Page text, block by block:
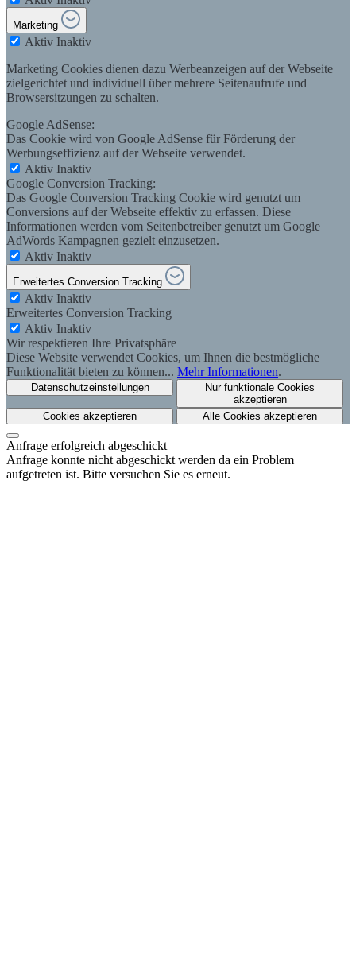
Marketing
Aktiv Inaktiv
Marketing Cookies dienen dazu Werbeanzeigen auf der Webseite
zielgerichtet und individuell über mehrere Seitenaufrufe und
Browsersitzungen zu schalten.
Google AdSense:
Das Cookie wird von Google AdSense für Förderung der
Werbungseffizienz auf der Webseite verwendet.
Aktiv Inaktiv
Google Conversion Tracking:
Das Google Conversion Tracking Cookie wird genutzt um
Conversions auf der Webseite effektiv zu erfassen. Diese
Informationen werden vom Seitenbetreiber genutzt um Google
AdWords Kampagnen gezielt einzusetzen.
Aktiv Inaktiv
Erweitertes Conversion Tracking
Aktiv Inaktiv
Erweitertes Conversion Tracking
Aktiv Inaktiv
Wir respektieren Ihre Privatsphäre
Diese Website verwendet Cookies, um Ihnen die bestmögliche
Funktionalität bieten zu können... Mehr Informationen.
Datenschutzeinstellungen
Nur funktionale Cookies
akzeptieren
Cookies akzeptieren
Alle Cookies akzeptieren
Anfrage erfolgreich abgeschickt
Anfrage konnte nicht abgeschickt werden da ein Problem
aufgetreten ist. Bitte versuchen Sie es erneut.